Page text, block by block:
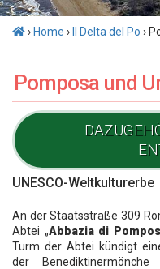
› Home › Il Delta del Po ›
Pomposa und
UNESCO-Weltkulturerbe
An der Staatsstraße 309
Abtei „Abbazia di
Turm der Abtei kündigt
der